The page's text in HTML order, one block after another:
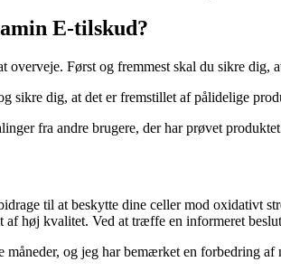
E-tilskud?
Først og fremmest skal du sikre
sikre dig, at det er fremstillet af pålidelige
fra andre brugere, der har prøvet
til at beskytte dine celler mod oxidativt
høj kvalitet. Ved at træffe en informeret
og jeg har bemærket en forbedring